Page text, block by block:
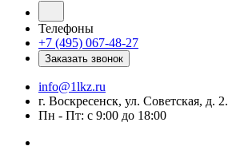
Телефоны
+7 (495) 067-48-27
Заказать звонок
info@1lkz.ru
г. Воскресенск, ул. Советская, д. 2.
Пн - Пт: с 9:00 до 18:00